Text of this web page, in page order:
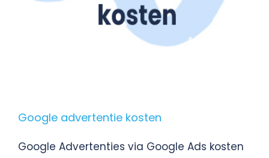
Google advertentie kosten
Google Advertenties via Google Ads kosten